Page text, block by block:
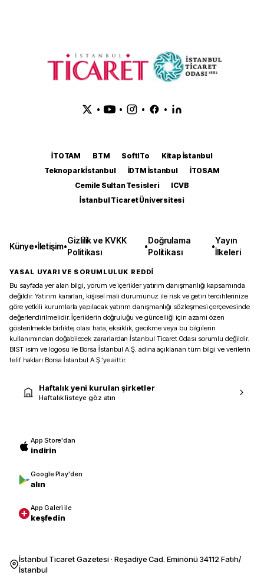
• • • •
İTOTAM BTM SoftITo
Kitap İstanbul
Teknopark İstanbul
İDTM İstanbul
İTOSAM
Cemile Sultan Tesisleri
ICVB
İstanbul Ticaret Üniversitesi
Künye•İletişim•
Gizlilik ve KVKK
Politikası
•
Doğrulama
Politikası
•
Yayın
İlkeleri
YASAL UYARI VE SORUMLULUK REDDİ
Bu sayfada yer alan bilgi, yorum ve içerikler yatırım danışmanlığı kapsamında
değildir. Yatırım kararları, kişisel mali durumunuz ile risk ve getiri tercihlerinize
göre yetkili kurumlarla yapılacak yatırım danışmanlığı sözleşmesi çerçevesinde
değerlendirilmelidir. İçeriklerin doğruluğu ve güncelliği için azami özen
gösterilmekle birlikte, olası hata, eksiklik, gecikme veya bu bilgilerin
kullanımından doğabilecek zararlardan İstanbul Ticaret Odası sorumlu değildir.
BIST isim ve logosu ile Borsa İstanbul A.Ş. adına açıklanan tüm bilgi ve verilerin
telif hakları Borsa İstanbul A.Ş.’ye aittir.
Haftalık yeni kurulan şirketler
Haftalık listeye göz atın
App Store'dan
indirin
Google Play'den
alın
App Galeri ile
keşfedin
İstanbul Ticaret Gazetesi · Reşadiye Cad. Eminönü 34112 Fatih/
İstanbul